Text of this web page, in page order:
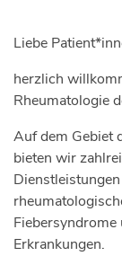
Liebe
herzlich
Rheumatologie
Auf dem Gebiet
bieten wir
Erkrankungen.